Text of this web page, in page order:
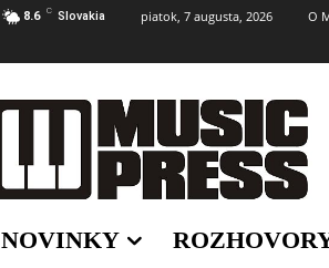
8.6 C Slovakia piatok, 7 augusta, 2026 O
NOVINKY